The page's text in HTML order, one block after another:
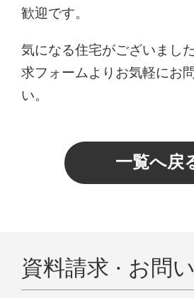
歓迎です。
気になる住宅がございまし
求フォームよりお気軽にお
い。
一覧へ戻
資料請求 · お問